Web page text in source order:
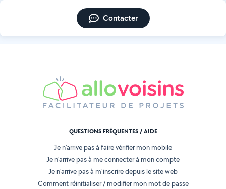
Contacter
QUESTIONS FRÉQUENTES / AIDE
Je n'arrive pas à faire vérifier mon mobile
Je n'arrive pas à me connecter à mon compte
Je n'arrive pas à m'inscrire depuis le site web
Comment réinitialiser / modifier mon mot de passe